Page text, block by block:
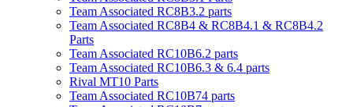
Team Associated RC8B3.2 parts
Team Associated RC8B4 & RC8B4.1 & RC8B4.2
Parts
Team Associated RC10B6.2 parts
Team Associated RC10B6.3 & 6.4 parts
Rival MT10 Parts
Team Associated RC10B74 parts